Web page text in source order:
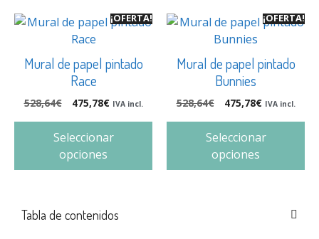
¡OFERTA!
Mural de papel pintado
Race
528,64€ 475,78€ IVA incl.
Seleccionar
opciones
¡OFERTA!
Mural de papel pintado
Bunnies
528,64€ 475,78€ IVA incl.
Seleccionar
opciones
Tabla de contenidos